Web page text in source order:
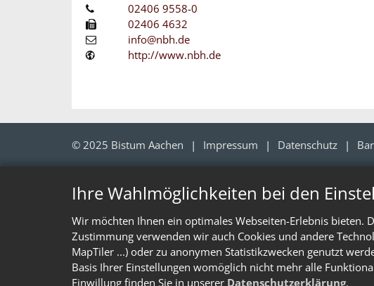
Ihre Wahlmöglichkeiten bei den
Wir möchten Ihnen ein optimales Webseiten-Erlebnis
Zustimmung verwenden wir auch Cookies und andere
MapTiler ...) oder zu anonymen Statistikzwecken genutzt
Basis Ihrer Einstellungen womöglich nicht mehr alle
Einwillung finden Sie in unserer Datenschutzerklärung.
02406 9558-0
02406 4632
info@nbh.de
http://www.nbh.de
© 2025 Bistum Aachen Impressum Datenschutz